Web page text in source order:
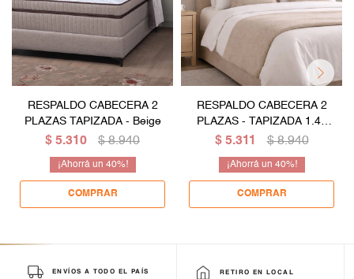
RESPALDO CABECERA 2
PLAZAS TAPIZADA - Beige
$ 5.310 $ 8.940
40
RESPALDO CABECERA 2
PLAZAS - TAPIZADA 1.40
Mt - Beige
$ 5.311 $ 8.940
40
ENVÍOS A TODO EL PAÍS RETIRO EN LOCAL